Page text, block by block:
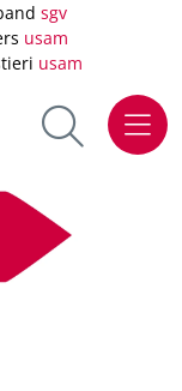
sgv
usam
usam